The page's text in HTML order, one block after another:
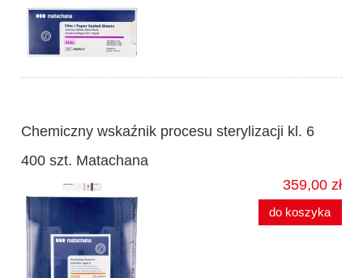
Chemiczny wskaźnik procesu sterylizacji kl. 6
400 szt. Matachana
359,00 zł
do koszyka